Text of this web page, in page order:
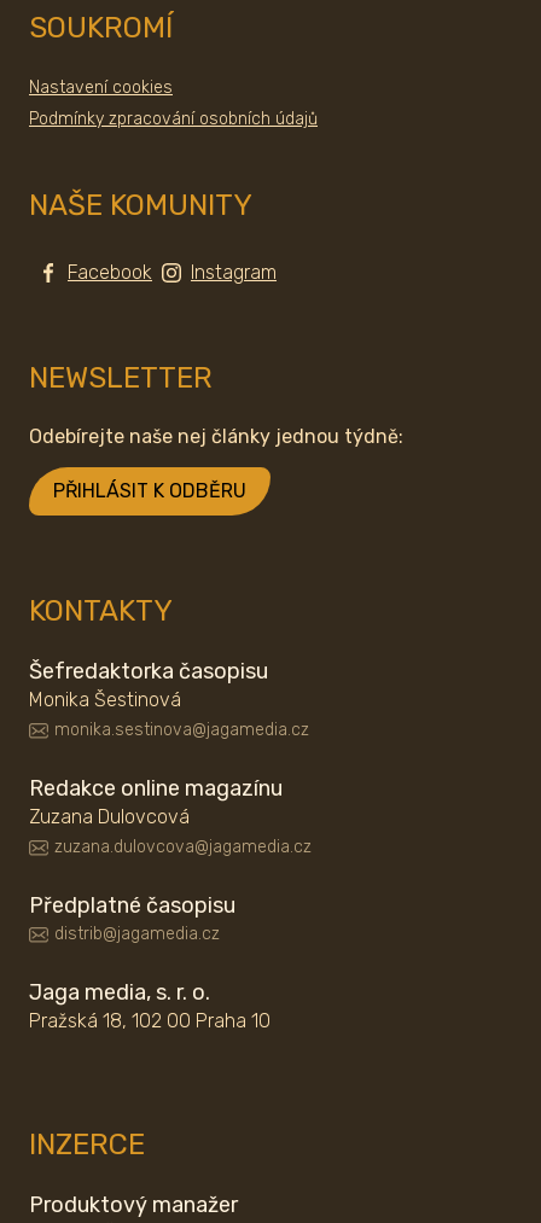
SOUKROMÍ
Nastavení cookies
Podmínky zpracování osobních údajů
NAŠE KOMUNITY
Facebook Instagram
NEWSLETTER
Odebírejte naše nej články jednou týdně:
PŘIHLÁSIT K ODBĚRU
KONTAKTY
Šefredaktorka časopisu
Monika Šestinová
monika.sestinova@jagamedia.cz
Redakce online magazínu
Zuzana Dulovcová
zuzana.dulovcova@jagamedia.cz
Předplatné časopisu
distrib@jagamedia.cz
Jaga media, s. r. o.
Pražská 18, 102 00 Praha 10
INZERCE
Produktový manažer